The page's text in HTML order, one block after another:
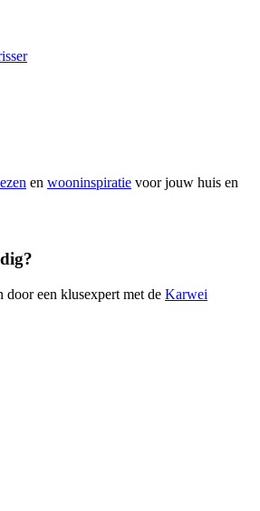
en wooninspiratie voor jouw huis en
een klusexpert met de Karwei